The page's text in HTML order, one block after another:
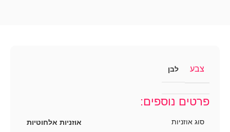
צבע לבן
פרטים נוספים:
סוג אוזניות אוזניות אלחוטיות